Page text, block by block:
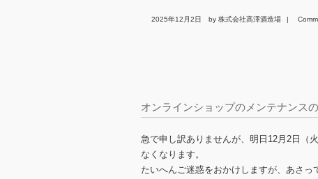
2025年12月2日 by 株式会社髙澤酒造場
オンラインショップのメンテナンス
急で申し訳ありませんが、明日12月2日（
なくなります。
たいへんご迷惑をおかけしますが、あさ